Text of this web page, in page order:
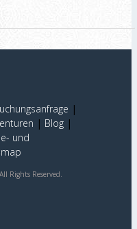
|
| Blog |
und
Rights Reserved.